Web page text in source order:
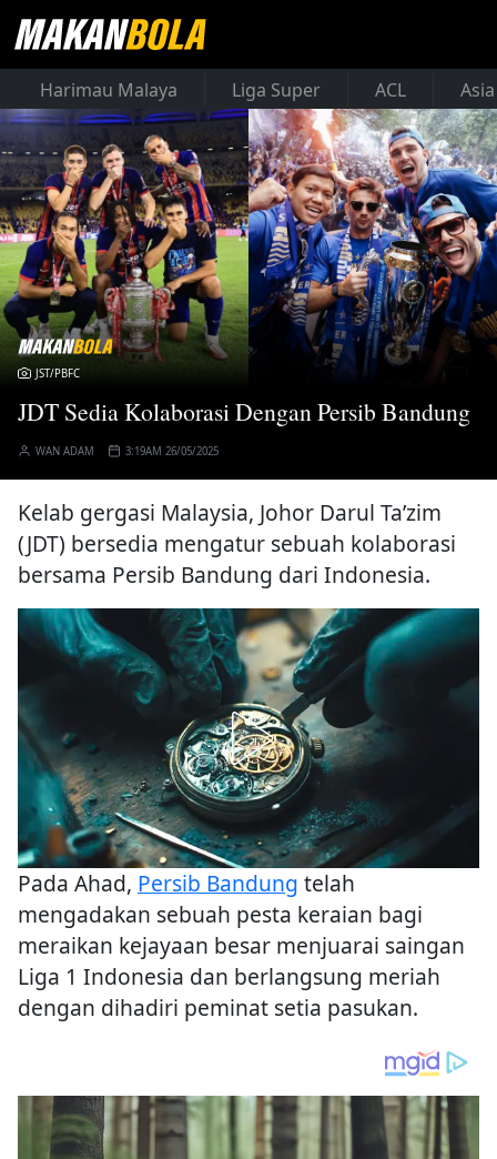
Harimau Malaya Liga Super ACL
JST/PBFC
JDT Sedia Kolaborasi Dengan Persib Bandung
WAN ADAM 3:19AM 26/05/2025
Kelab gergasi Malaysia, Johor Darul Ta’zim
(JDT) bersedia mengatur sebuah kolaborasi
bersama Persib Bandung dari Indonesia.
Pada Ahad, Persib Bandung telah
mengadakan sebuah pesta keraian bagi
meraikan kejayaan besar menjuarai saingan
Liga 1 Indonesia dan berlangsung meriah
dengan dihadiri peminat setia pasukan.